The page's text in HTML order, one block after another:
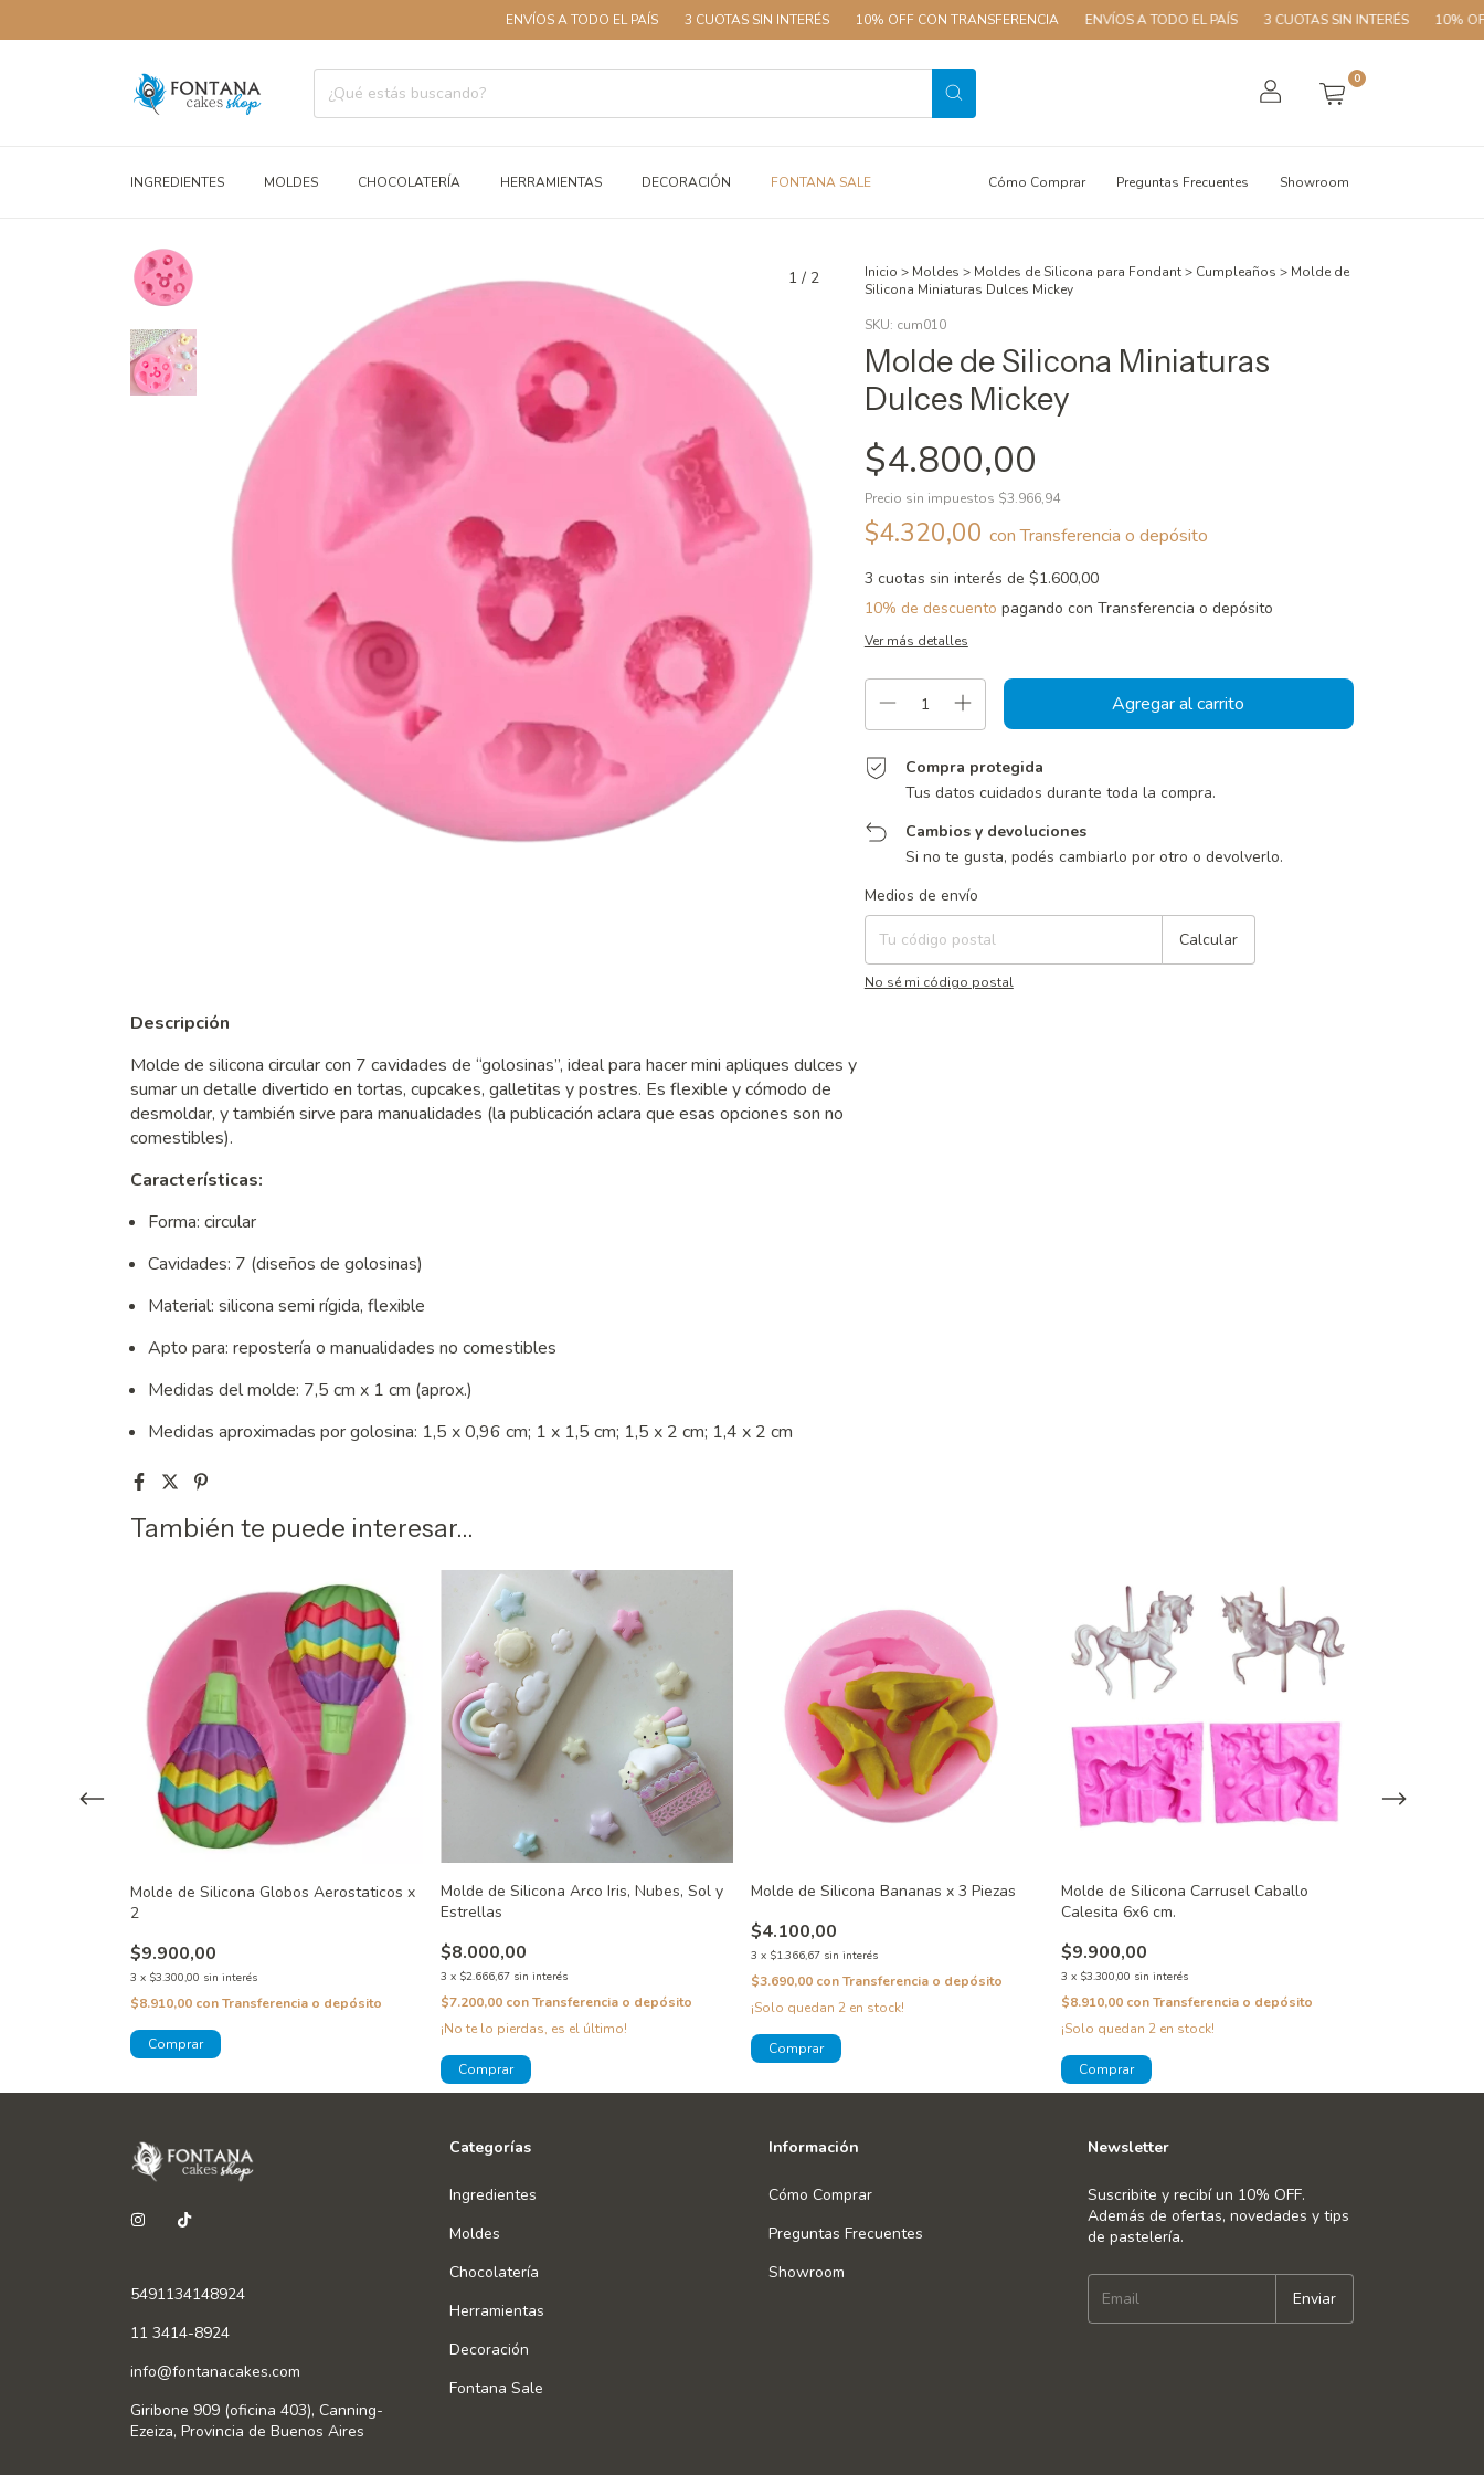
ENVÍOS A TODO EL PAÍS 3 CUOTAS SIN INTERÉS 10% OFF CON TRANSFERENCIA ENVÍOS A TODO EL PAÍS 3 CUOTAS SIN INTERÉS 10% OFF CON
0
INGREDIENTES MOLDES CHOCOLATERÍA HERRAMIENTAS DECORACIÓN FONTANA SALE Cómo Comprar Preguntas Frecuentes Showroom
1 / 2 Inicio > Moldes > Moldes de Silicona para Fondant > Cumpleaños > Molde de
Silicona Miniaturas Dulces Mickey
SKU: cum010
Molde de Silicona Miniaturas
Dulces Mickey
$4.800,00
Precio sin impuestos $3.966,94
$4.320,00 con Transferencia o depósito
3 cuotas sin interés de $1.600,00
10% de descuento pagando con Transferencia o depósito
Ver más detalles
Compra protegida
Tus datos cuidados durante toda la compra.
Cambios y devoluciones
Si no te gusta, podés cambiarlo por otro o devolverlo.
Entregas para el CP:
Medios de envío
Calcular
No sé mi código postal
Descripción
Molde de silicona circular con 7 cavidades de “golosinas”, ideal para hacer mini apliques dulces y
sumar un detalle divertido en tortas, cupcakes, galletitas y postres. Es flexible y cómodo de
desmoldar, y también sirve para manualidades (la publicación aclara que esas opciones son no
comestibles).
Características:
Forma: circular
Cavidades: 7 (diseños de golosinas)
Material: silicona semi rígida, flexible
Apto para: repostería o manualidades no comestibles
Medidas del molde: 7,5 cm x 1 cm (aprox.)
Medidas aproximadas por golosina: 1,5 x 0,96 cm; 1 x 1,5 cm; 1,5 x 2 cm; 1,4 x 2 cm
También te puede interesar...
Molde de Silicona Globos Aerostaticos x
2
$9.900,00
3 x $3.300,00 sin interés
$8.910,00 conTransferencia o depósito
Molde de Silicona Arco Iris, Nubes, Sol y
Estrellas
$8.000,00
3 x $2.666,67 sin interés
$7.200,00 conTransferencia o depósito
¡No te lo pierdas, es el último!
Molde de Silicona Bananas x 3 Piezas
$4.100,00
3 x $1.366,67 sin interés
$3.690,00 conTransferencia o depósito
¡Solo quedan 2 en stock!
Molde de Silicona Carrusel Caballo
Calesita 6x6 cm.
$9.900,00
3 x $3.300,00 sin interés
$8.910,00 conTransferencia o depósito
¡Solo quedan 2 en stock!
5491134148924
11 3414-8924
info@fontanacakes.com
Giribone 909 (oficina 403), Canning-
Ezeiza, Provincia de Buenos Aires
Categorías
Ingredientes
Moldes
Chocolatería
Herramientas
Decoración
Fontana Sale
Información
Cómo Comprar
Preguntas Frecuentes
Showroom
Newsletter
Suscribite y recibí un 10% OFF.
Además de ofertas, novedades y tips
de pastelería.